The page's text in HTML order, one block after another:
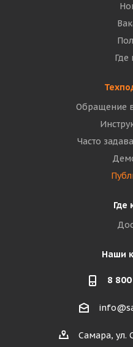
Где
Обращение
Часто
Где
Наши
8
Самара, ул.